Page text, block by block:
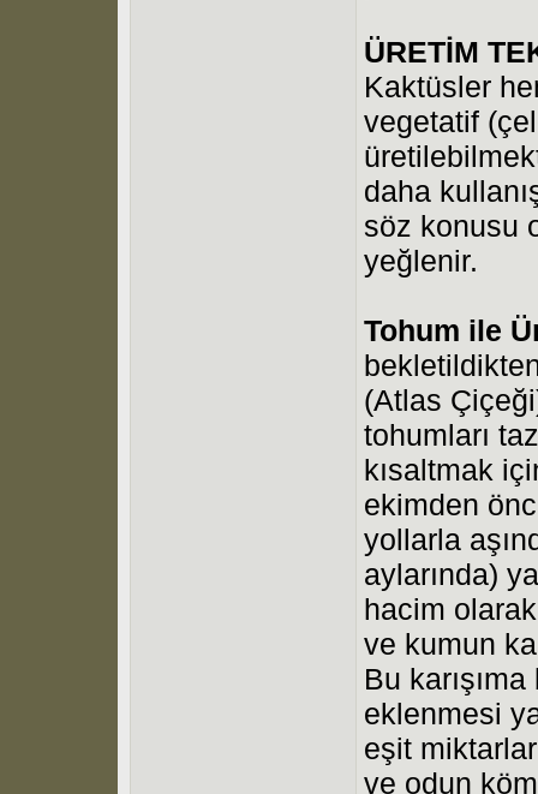
ÜRETİM
Kaktüsler
vegetatif
daha
söz konusu
yeğlenir.
Tohum ile
(Atlas
tohumları
kısaltmak
ekimden
yollarla
aylarında)
hacim
ve kumun
Bu
eklenmesi
eşit
ve odun